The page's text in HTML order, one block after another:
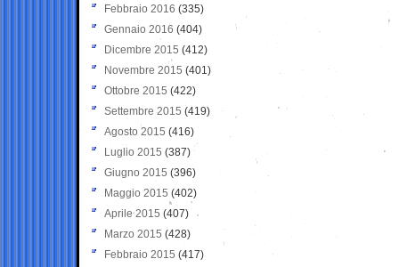
Febbraio 2016 (335)
Gennaio 2016 (404)
Dicembre 2015 (412)
Novembre 2015 (401)
Ottobre 2015 (422)
Settembre 2015 (419)
Agosto 2015 (416)
Luglio 2015 (387)
Giugno 2015 (396)
Maggio 2015 (402)
Aprile 2015 (407)
Marzo 2015 (428)
Febbraio 2015 (417)